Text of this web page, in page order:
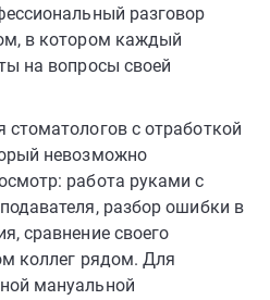
разговор
в котором каждый
на вопросы своей
стоматологов с отработкой
невозможно
работа руками с
разбор ошибки в
сравнение своего
коллег рядом. Для
мануальной